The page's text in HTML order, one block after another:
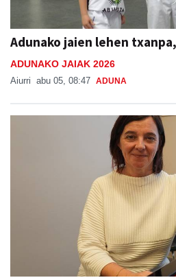
Adunako jaien lehen
ADUNAKO JAIAK 2026
Aiurri abu 05, 08:47 ADUNA